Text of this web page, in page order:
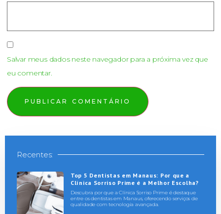
Salvar meus dados neste navegador para a próxima vez que
eu comentar.
Recentes:
Top 5 Dentistas em Manaus: Por que a
Clínica Sorriso Prime é a Melhor Escolha?
Descubra por que a Clínica Sorriso Prime é destaque
entre os dentistas em Manaus, oferecendo serviços de
qualidade com tecnologia avançada.